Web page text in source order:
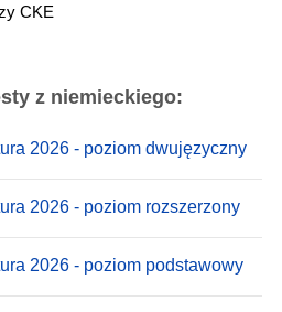
CKE
z niemieckiego:
2026 - poziom dwujęzyczny
2026 - poziom rozszerzony
2026 - poziom podstawowy